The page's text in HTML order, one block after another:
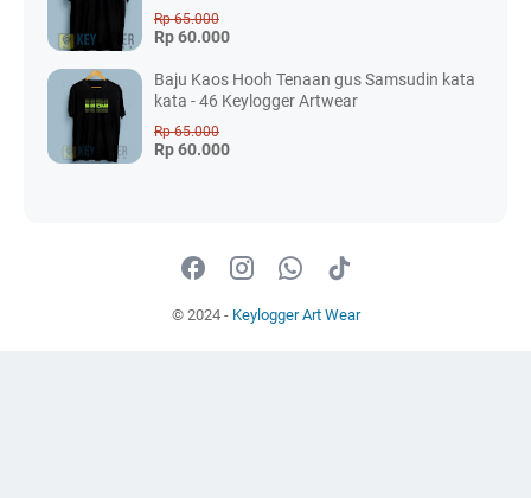
Rp 65.000
Rp 60.000
Baju Kaos Hooh Tenaan gus Samsudin kata
kata - 46 Keylogger Artwear
Rp 65.000
Rp 60.000
© 2024 - Keylogger Art Wear